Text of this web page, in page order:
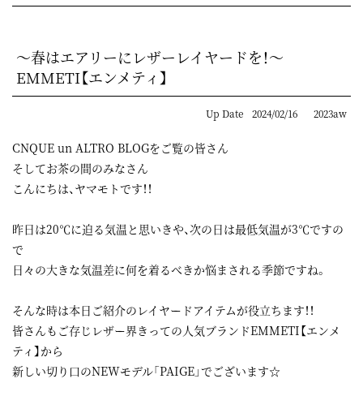
～春はエアリーにレザーレイヤードを！～
EMMETI【エンメティ】
Up Date 2024/02/16 2023aw
CNQUE un ALTRO BLOGをご覧の皆さん
そしてお茶の間のみなさん
こんにちは、ヤマモトです！！
昨日は20℃に迫る気温と思いきや、次の日は最低気温が3℃ですの
で
日々の大きな気温差に何を着るべきか悩まされる季節ですね。
そんな時は本日ご紹介のレイヤードアイテムが役立ちます！！
皆さんもご存じレザー界きっての人気ブランドEMMETI【エンメ
ティ】から
新しい切り口のNEWモデル「PAIGE」でございます☆